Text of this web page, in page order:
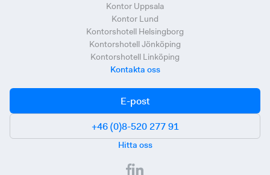
Kontor Uppsala
Kontor Lund
Kontorshotell Helsingborg
Kontorshotell Jönköping
Kontorshotell Linköping
Kontakta oss
E-post
+46 (0)8-520 277 91
Hitta oss